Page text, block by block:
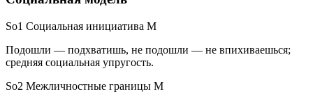
So1 Социальная инициатива M
Подошли — подхватишь, не подошли — не впихиваешься;
средняя социальная упругость.
So2 Межличностные границы M